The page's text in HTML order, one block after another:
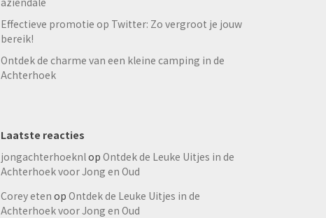
Effectieve promotie op Twitter: Zo vergroot je jouw
bereik!
Ontdek de charme van een kleine camping in de
Achterhoek
Laatste reacties
jongachterhoeknlop Ontdek de Leuke Uitjes in de
Achterhoek voor Jong en Oud
Corey eten op Ontdek de Leuke Uitjes in de
Achterhoek voor Jong en Oud